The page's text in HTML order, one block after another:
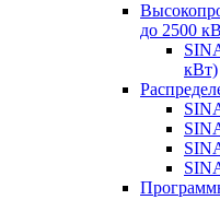
до 2500
кВт)